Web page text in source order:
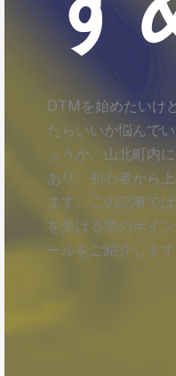
DTMを始めたいけ
たらいいか悩んで
ょうか。山北町内
あり、初心者から
ます。この記事で
を受ける際のポイ
ールをご紹介します